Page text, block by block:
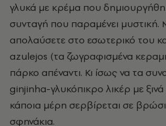
γλυκά με κρέμα που
συνταγή που παραμένει μυστική.
απολαύσετε στο εσωτερικό του
azulejos (τα ζωγραφισμένα
πάρκο απέναντι. Κι ίσως να τα
ginjinha-γλυκόπικρο λικέρ με
κάποια μέρη σερβίρεται σε
σφηνάκια.